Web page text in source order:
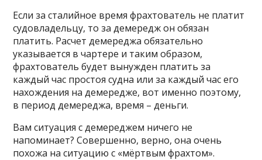
Если за сталийное время фрахтователь не платит
судовладельцу, то за демередж он обязан
платить. Расчет демереджа обязательно
указывается в чартере и таким образом,
фрахтователь будет вынужден платить за
каждый час простоя судна или за каждый час его
нахождения на демередже, вот именно поэтому,
в период демереджа, время – деньги.
Вам ситуация с демереджем ничего не
напоминает? Совершенно, верно, она очень
похожа на ситуацию с «мёртвым фрахтом».